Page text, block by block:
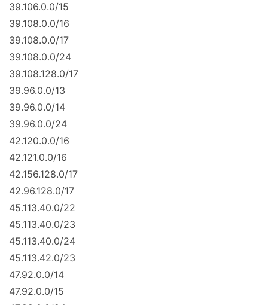
39.106.0.0/15
39.108.0.0/16
39.108.0.0/17
39.108.0.0/24
39.108.128.0/17
39.96.0.0/13
39.96.0.0/14
39.96.0.0/24
42.120.0.0/16
42.121.0.0/16
42.156.128.0/17
42.96.128.0/17
45.113.40.0/22
45.113.40.0/23
45.113.40.0/24
45.113.42.0/23
47.92.0.0/14
47.92.0.0/15